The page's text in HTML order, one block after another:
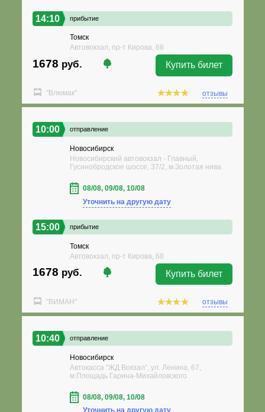
14:10 прибытие
Томск
Автовокзал, пр-т Кирова, 68
1678 руб. Купить билет
"Влюмак" отзывы
10:00 отправление
Новосибирск
Новосибирский автовокзал - Главный,
Гусинобродское шоссе, 37/2, м.Золотая нива
08/08, 09/08, 10/08
Уточнить на другую дату
15:00 прибытие
Томск
Автовокзал, пр-т Кирова, 68
1678 руб. Купить билет
"ВИМАН" отзывы
10:40 отправление
Новосибирск
Автокасса “ЖД Вокзал”, ул. Ленина, 67,
м.Площадь Гарина-Михайловского
08/08, 09/08, 10/08